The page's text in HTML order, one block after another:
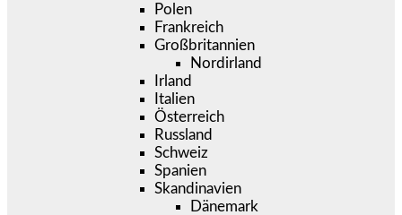
Polen
Frankreich
Großbritannien
Nordirland
Irland
Italien
Österreich
Russland
Schweiz
Spanien
Skandinavien
Dänemark